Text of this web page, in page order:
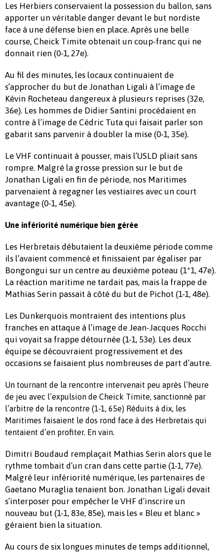
Les Herbiers conservaient la possession du ballon, sans
apporter un véritable danger devant le but nordiste
face à une défense bien en place. Après une belle
course, Cheick Timite obtenait un coup-franc qui ne
donnait rien (0-1, 27e).
Au fil des minutes, les locaux continuaient de
s’approcher du but de Jonathan Ligali à l’image de
Kévin Rocheteau dangereux à plusieurs reprises (32e,
36e). Les hommes de Didier Santini procédaient en
contre à l’image de Cédric Tuta qui faisait parler son
gabarit sans parvenir à doubler la mise (0-1, 35e).
Le VHF continuait à pousser, mais l’USLD pliait sans
rompre. Malgré la grosse pression sur le but de
Jonathan Ligali en fin de période, nos Maritimes
parvenaient à regagner les vestiaires avec un court
avantage (0-1, 45e).
Une infériorité numérique bien gérée
Les Herbretais débutaient la deuxième période comme
ils l’avaient commencé et finissaient par égaliser par
Bongongui sur un centre au deuxième poteau (1*1, 47e).
La réaction maritime ne tardait pas, mais la frappe de
Mathias Serin passait à côté du but de Pichot (1-1, 48e).
Les Dunkerquois montraient des intentions plus
franches en attaque à l’image de Jean-Jacques Rocchi
qui voyait sa frappe détournée (1-1, 53e). Les deux
équipe se découvraient progressivement et des
occasions se faisaient plus nombreuses de part d’autre.
Un tournant de la rencontre intervenait peu après l’heure
de jeu avec l’expulsion de Cheick Timite, sanctionné par
l’arbitre de la rencontre (1-1, 65e) Réduits à dix, les
Maritimes faisaient le dos rond face à des Herbretais qui
tentaient d’en profiter. En vain.
Dimitri Boudaud remplaçait Mathias Serin alors que le
rythme tombait d’un cran dans cette partie (1-1, 77e).
Malgré leur infériorité numérique, les partenaires de
Gaetano Muraglia tenaient bon. Jonathan Ligali devait
s’interposer pour empêcher le VHF d’inscrire un
nouveau but (1-1, 83e, 85e), mais les « Bleu et blanc »
géraient bien la situation.
Au cours de six longues minutes de temps additionnel,